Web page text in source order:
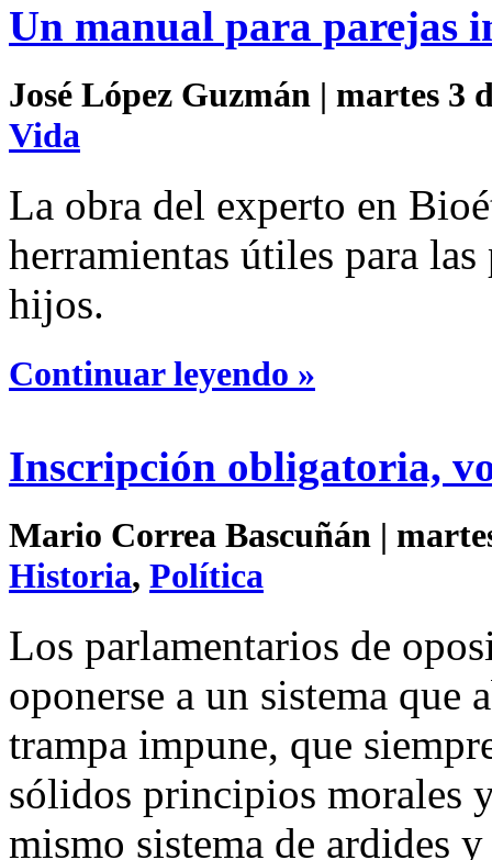
Un manual para parejas
José López Guzmán | martes 3
Vida
La obra del experto en
herramientas útiles para
hijos.
Continuar leyendo »
Inscripción obligatoria,
Mario Correa Bascuñán |
Historia, Política
Los parlamentarios de
oponerse a un sistema que
trampa impune, que
sólidos principios morales
mismo sistema de ardides